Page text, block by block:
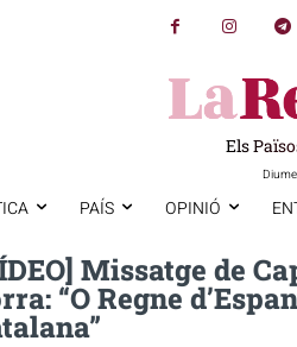
Els
PAÍS OPINIÓ
Missatge de
“O Regne